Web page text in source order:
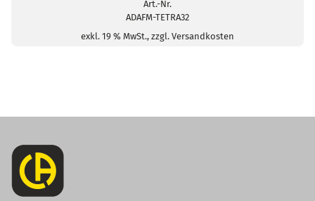
Art.-Nr.
ADAFM-TETRA32
exkl. 19 % MwSt., zzgl. Versandkosten